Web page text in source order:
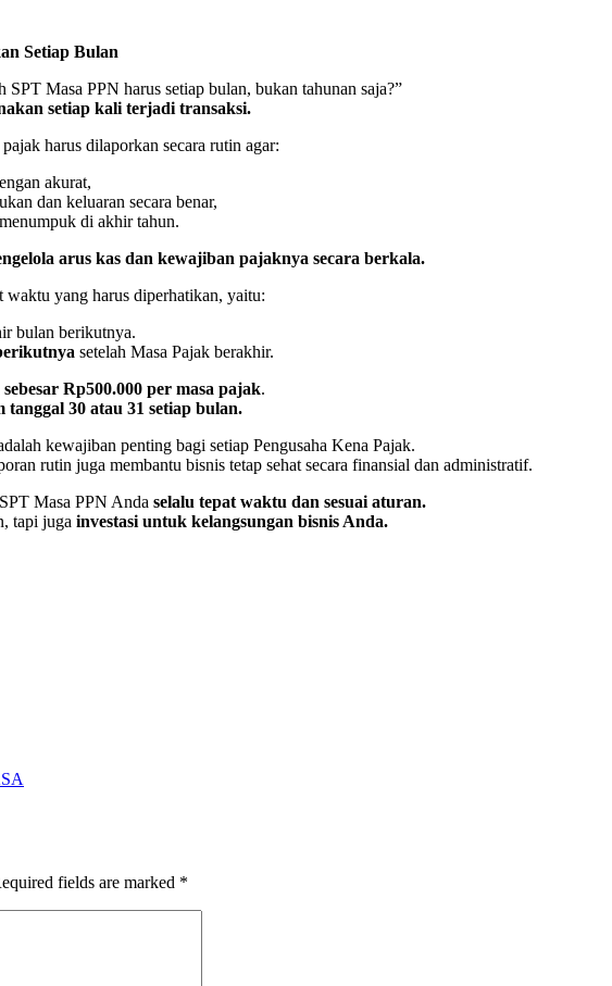
Setiap Bulan
Masa PPN harus setiap bulan, bukan tahunan saja?”
setiap kali terjadi transaksi.
harus dilaporkan secara rutin agar:
akurat,
dan keluaran secara benar,
di akhir tahun.
arus kas dan kewajiban pajaknya secara berkala.
yang harus diperhatikan, yaitu:
bulan berikutnya.
setelah Masa Pajak berakhir.
sebesar Rp500.000 per masa pajak.
tanggal 30 atau 31 setiap bulan.
kewajiban penting bagi setiap Pengusaha Kena Pajak.
rutin juga membantu bisnis tetap sehat secara finansial dan administratif.
Masa PPN Anda selalu tepat waktu dan sesuai aturan.
tapi juga investasi untuk kelangsungan bisnis Anda.
fields are marked *